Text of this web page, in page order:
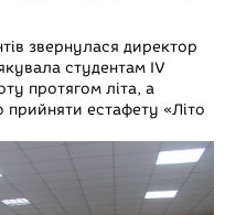
звернулася директор
студентам IV
протягом літа, а
естафету «Літо